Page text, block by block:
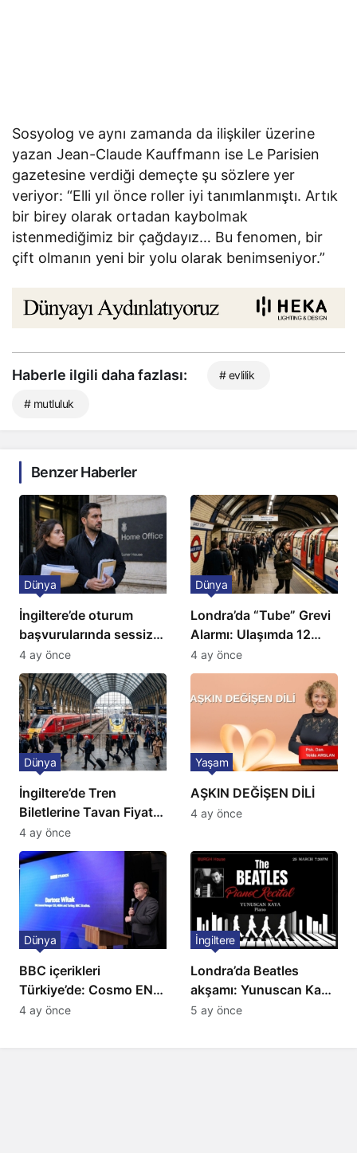
Sosyolog ve aynı zamanda da ilişkiler üzerine
yazan Jean-Claude Kauffmann ise Le Parisien
gazetesine verdiği demeçte şu sözlere yer
veriyor: “Elli yıl önce roller iyi tanımlanmıştı. Artık
bir birey olarak ortadan kaybolmak
istenmediğimiz bir çağdayız… Bu fenomen, bir
çift olmanın yeni bir yolu olarak benimseniyor.”
Haberle ilgili daha fazlası: # evlilik
# mutluluk
Benzer Haberler
İngiltere’de oturum
başvurularında sessiz
kriz: Büyükelçilikten
açıklama!
Dünya
4 ay önce
Londra’da “Tube” Grevi
Alarmı: Ulaşımda 12
Günlük Kaos Kapıda
Dünya
4 ay önce
İngiltere’de Tren
Biletlerine Tavan Fiyat:
Ulaşımda Yeni
Düzenleme
Dünya
4 ay önce
AŞKIN DEĞİŞEN DİLİ
Yaşam
4 ay önce
BBC içerikleri
Türkiye’de: Cosmo EN
ve BBC Player yayında
Dünya
4 ay önce
Londra’da Beatles
akşamı: Yunuscan Kaya
klasik yorumuyla
İngiltere
5 ay önce